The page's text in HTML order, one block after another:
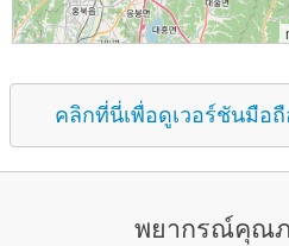
คลิกที่นี่เพื่อดูเวอร์ชันมือ
พยากรณ์คุณ